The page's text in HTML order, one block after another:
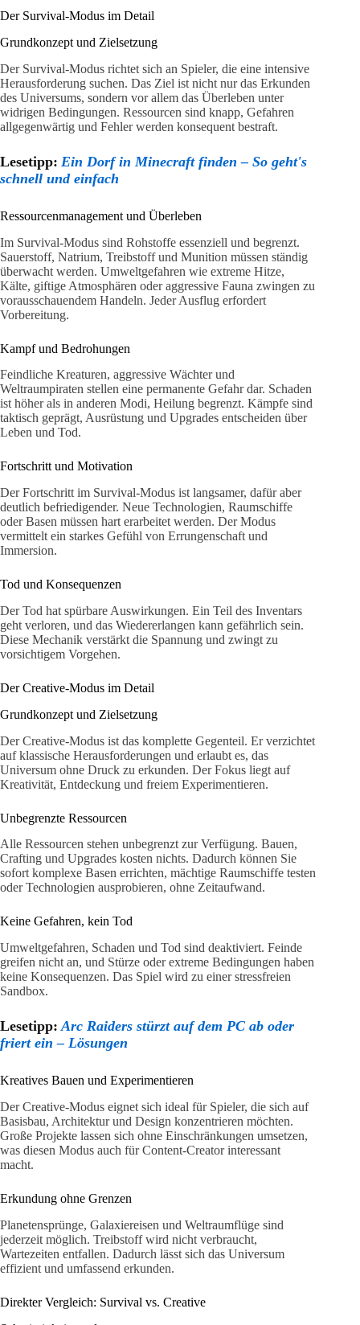
Der Survival-Modus im Detail
Grundkonzept und Zielsetzung
Der Survival-Modus richtet sich an Spieler, die eine intensive
Herausforderung suchen. Das Ziel ist nicht nur das Erkunden
des Universums, sondern vor allem das Überleben unter
widrigen Bedingungen. Ressourcen sind knapp, Gefahren
allgegenwärtig und Fehler werden konsequent bestraft.
Lesetipp: Ein Dorf in Minecraft finden – So geht's
schnell und einfach
Ressourcenmanagement und Überleben
Im Survival-Modus sind Rohstoffe essenziell und begrenzt.
Sauerstoff, Natrium, Treibstoff und Munition müssen ständig
überwacht werden. Umweltgefahren wie extreme Hitze,
Kälte, giftige Atmosphären oder aggressive Fauna zwingen zu
vorausschauendem Handeln. Jeder Ausflug erfordert
Vorbereitung.
Kampf und Bedrohungen
Feindliche Kreaturen, aggressive Wächter und
Weltraumpiraten stellen eine permanente Gefahr dar. Schaden
ist höher als in anderen Modi, Heilung begrenzt. Kämpfe sind
taktisch geprägt, Ausrüstung und Upgrades entscheiden über
Leben und Tod.
Fortschritt und Motivation
Der Fortschritt im Survival-Modus ist langsamer, dafür aber
deutlich befriedigender. Neue Technologien, Raumschiffe
oder Basen müssen hart erarbeitet werden. Der Modus
vermittelt ein starkes Gefühl von Errungenschaft und
Immersion.
Tod und Konsequenzen
Der Tod hat spürbare Auswirkungen. Ein Teil des Inventars
geht verloren, und das Wiedererlangen kann gefährlich sein.
Diese Mechanik verstärkt die Spannung und zwingt zu
vorsichtigem Vorgehen.
Der Creative-Modus im Detail
Grundkonzept und Zielsetzung
Der Creative-Modus ist das komplette Gegenteil. Er verzichtet
auf klassische Herausforderungen und erlaubt es, das
Universum ohne Druck zu erkunden. Der Fokus liegt auf
Kreativität, Entdeckung und freiem Experimentieren.
Unbegrenzte Ressourcen
Alle Ressourcen stehen unbegrenzt zur Verfügung. Bauen,
Crafting und Upgrades kosten nichts. Dadurch können Sie
sofort komplexe Basen errichten, mächtige Raumschiffe testen
oder Technologien ausprobieren, ohne Zeitaufwand.
Keine Gefahren, kein Tod
Umweltgefahren, Schaden und Tod sind deaktiviert. Feinde
greifen nicht an, und Stürze oder extreme Bedingungen haben
keine Konsequenzen. Das Spiel wird zu einer stressfreien
Sandbox.
Lesetipp: Arc Raiders stürzt auf dem PC ab oder
friert ein – Lösungen
Kreatives Bauen und Experimentieren
Der Creative-Modus eignet sich ideal für Spieler, die sich auf
Basisbau, Architektur und Design konzentrieren möchten.
Große Projekte lassen sich ohne Einschränkungen umsetzen,
was diesen Modus auch für Content-Creator interessant
macht.
Erkundung ohne Grenzen
Planetensprünge, Galaxiereisen und Weltraumflüge sind
jederzeit möglich. Treibstoff wird nicht verbraucht,
Wartezeiten entfallen. Dadurch lässt sich das Universum
effizient und umfassend erkunden.
Direkter Vergleich: Survival vs. Creative